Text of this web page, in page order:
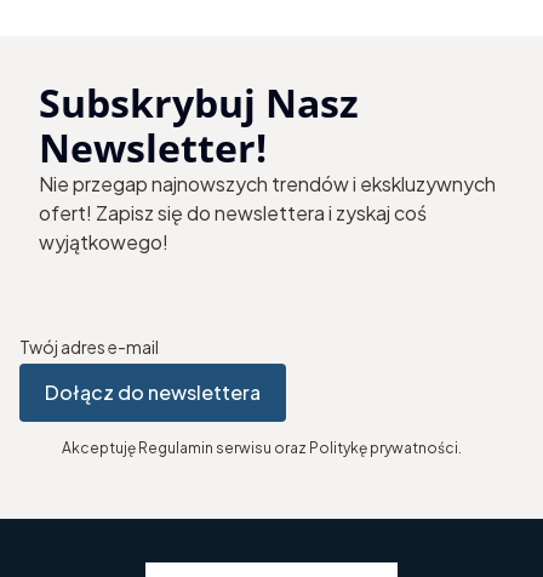
Subskrybuj Nasz
Newsletter!
Nie przegap najnowszych trendów i ekskluzywnych
ofert! Zapisz się do newslettera i zyskaj coś
wyjątkowego!
Twój adres e-mail
Dołącz do newslettera
Akceptuję Regulamin serwisu oraz Politykę prywatności.